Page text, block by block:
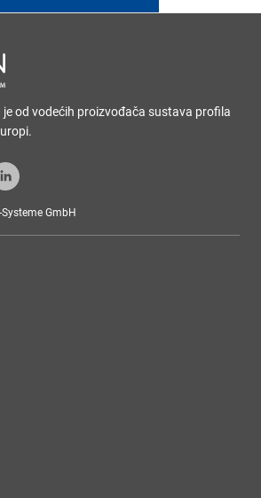
je od vodećih proizvođača sustava profila
GmbH